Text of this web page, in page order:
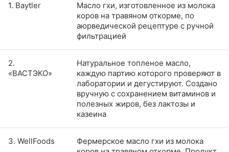
1. Baytler
Масло гхи, изготовленное из молока
коров на травяном откорме, по
аюрведической рецептуре с ручной
фильтрацией
2.
«ВАСТЭКО»
Натуральное топленое масло,
каждую партию которого проверяют в
лаборатории и дегустируют. Создано
вручную с сохранением витаминов и
полезных жиров, без лактозы и
казеина
3. WellFoods
Фермерское масло гхи из молока